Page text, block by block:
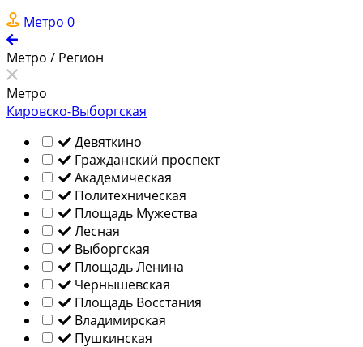
Метро 0
Метро / Регион
Метро
Кировско-Выборгская
Девяткино
Гражданский проспект
Академическая
Политехническая
Площадь Мужества
Лесная
Выборгская
Площадь Ленина
Чернышевская
Площадь Восстания
Владимирская
Пушкинская